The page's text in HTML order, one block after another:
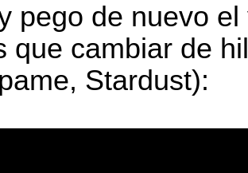
pego de nuevo
que cambiar de
Stardust):